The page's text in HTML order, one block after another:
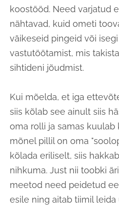
koostööd. Need varjatud
nähtavad, kuid ometi
väikeseid pingeid või
vastutöötamist, mis
sihtideni jõudmist.
Kui mõelda, et iga
siis kõlab see ainult siis
oma rolli ja samas kuulab
mõnel pillil on oma
kõlada eriliselt, siis
nihkuma. Just nii toobki
meetod need peidetud
esile ning aitab tiimil